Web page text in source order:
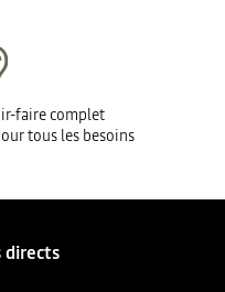
faire complet
tous les besoins
directs